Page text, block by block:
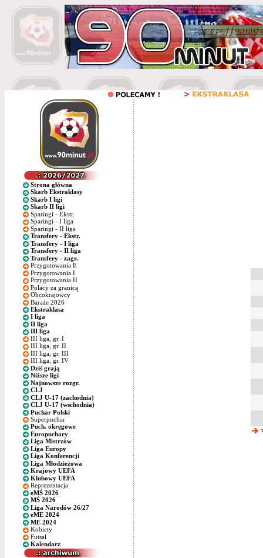
Strona główna
Skarb Ekstraklasy
Skarb I ligi
Skarb II ligi
Sparingi - Ekstr.
Sparingi - I liga
Sparingi - II liga
Transfery - Ekstr.
Transfery - I liga
Transfery - II liga
Transfery - zagr.
Przygotowania E
Przygotowania I
Przygotowania II
Polacy za granicą
Obcokrajowcy
Baraże 2026
Ekstraklasa
I liga
II liga
III liga
III liga, gr. I
III liga, gr. II
III liga, gr. III
III liga, gr. IV
Dziś grają
Niższe ligi
Najnowsze rozgr.
CLJ
CLJ U-17 (zachodnia)
CLJ U-17 (wschodnia)
Puchar Polski
Superpuchar
Puch. okręgowe
Europuchary
Liga Mistrzów
Liga Europy
Liga Konferencji
Liga Młodzieżowa
Krajowy UEFA
Klubowy UEFA
Reprezentacja
eMŚ 2026
MŚ 2026
Liga Narodów 26/27
eME 2024
ME 2024
Kobiety
Futsal
Kalendarz